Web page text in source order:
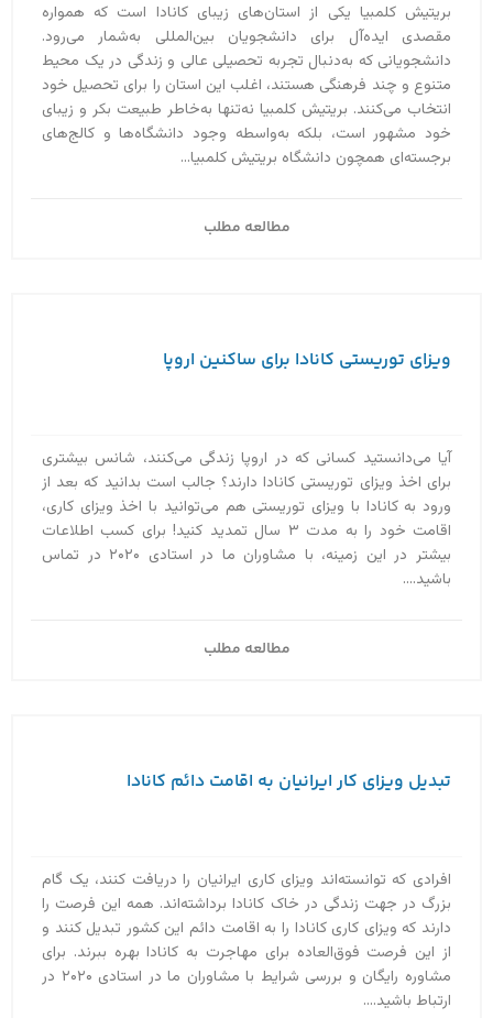
بریتیش کلمبیا یکی از استان‌های زیبای کانادا است که همواره
مقصدی ایده‌آل برای دانشجویان بین‌المللی به‌‌شمار می‌رود.
دانشجویانی که به‌دنبال تجربه تحصیلی عالی و زندگی در یک محیط
متنوع و چند فرهنگی هستند، اغلب این استان را برای تحصیل خود
انتخاب می‌کنند. بریتیش کلمبیا نه‌تنها به‌خاطر طبیعت بکر و زیبای
خود مشهور است، بلکه به‌واسطه وجود دانشگاه‌ها و کالج‌های
برجسته‌ای همچون دانشگاه بریتیش کلمبیا...
مطالعه مطلب
ویزای توریستی کانادا برای ساکنین اروپا
آیا می‌دانستید کسانی که در اروپا زندگی می‌کنند، شانس بیشتری
برای اخذ ویزای توریستی کانادا دارند؟ جالب است بدانید که بعد از
ورود به کانادا با ویزای توریستی هم می‌توانید با اخذ ویزای کاری،
اقامت خود را به مدت ۳ سال تمدید کنید! برای کسب اطلاعات
بیشتر در این زمینه، با مشاوران ما در استادی ۲۰۲۰ در تماس
باشید....
مطالعه مطلب
تبدیل ویزای کار ایرانیان به اقامت دائم کانادا
افرادی که توانسته‌اند ویزای کاری ایرانیان را دریافت کنند، یک گام
بزرگ در جهت زندگی در خاک کانادا برداشته‌اند. همه این فرصت را
دارند که ویزای کاری کانادا را به اقامت دائم این کشور تبدیل کنند و
از این فرصت فوق‌العاده برای مهاجرت به کانادا بهره ببرند. برای
مشاوره رایگان و بررسی شرایط با مشاوران ما در استادی ۲۰۲۰ در
ارتباط باشید....